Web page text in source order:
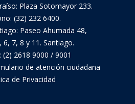
Plaza Sotomayor 233.
(32) 232 6400.
Paseo Ahumada 48,
6, 7, 8 y 11. Santiago.
(2) 2618 9000 / 9001
de atención ciudadana
de Privacidad